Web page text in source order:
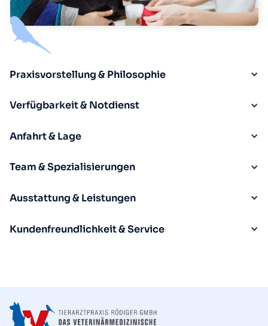
Praxisvorstellung & Philosophie
Verfügbarkeit & Notdienst
Anfahrt & Lage
Team & Spezialisierungen
Ausstattung & Leistungen
Kundenfreundlichkeit & Service